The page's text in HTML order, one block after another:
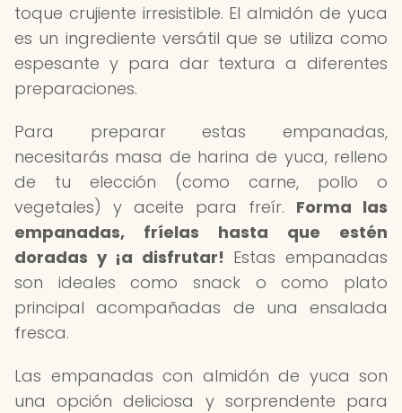
toque crujiente irresistible. El almidón de yuca
es un ingrediente versátil que se utiliza como
espesante y para dar textura a diferentes
preparaciones.
Para preparar estas empanadas,
necesitarás masa de harina de yuca, relleno
de tu elección (como carne, pollo o
vegetales) y aceite para freír. Forma las
empanadas, fríelas hasta que estén
doradas y ¡a disfrutar! Estas empanadas
son ideales como snack o como plato
principal acompañadas de una ensalada
fresca.
Las empanadas con almidón de yuca son
una opción deliciosa y sorprendente para